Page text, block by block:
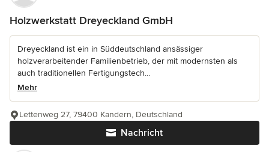
Holzwerkstatt Dreyeckland GmbH
Dreyeckland ist ein in Süddeutschland ansässiger
holzverarbeitender Familienbetrieb, der mit modernsten als
auch traditionellen Fertigungstech...
Mehr
Nachricht
Lettenweg 27, 79400 Kandern, Deutschland